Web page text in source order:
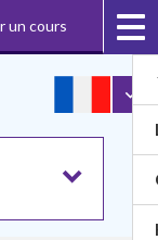
un cours